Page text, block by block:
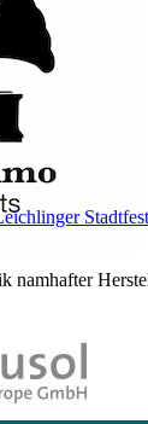
namhafter